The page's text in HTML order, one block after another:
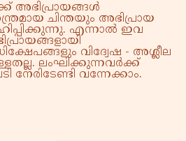
അഭിപ്രായങ്ങൾ
ചിന്തയും അഭിപ്രായ
എന്നാൽ ഇവ
വിദ്വേഷ - അശ്ലീല
ലംഘിക്കുന്നവർക്ക്
വന്നേക്കാം.